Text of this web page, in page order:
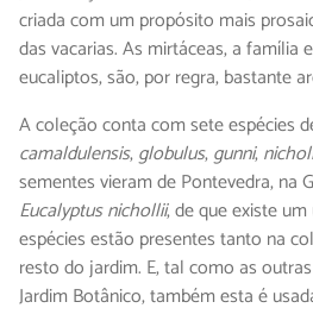
criada com um propósito mais
das vacarias. As mirtáceas, a família
eucaliptos, são, por regra, bastante
A coleção conta com sete espécies
camaldulensis,globulus,gunni,
sementes vieram de Pontevedra, na
Eucalyptus nichollii, de que existe
espécies estão presentes tanto na
resto do jardim. E, tal como as
Jardim Botânico, também esta é